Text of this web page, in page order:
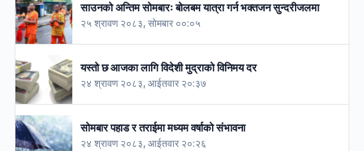
साउनको अन्तिम सोमबारः बोलबम यात्रा गर्न भक्तजन सुन्दरीजलमा
२५ श्रावण २०८३, सोमबार ००:०५
यस्तो छ आजका लागि विदेशी मुद्राको विनिमय दर
२४ श्रावण २०८३, आईतवार २०:३७
सोमबार पहाड र तराईमा मध्यम वर्षाको संभावना
२४ श्रावण २०८३, आईतवार २०:२६